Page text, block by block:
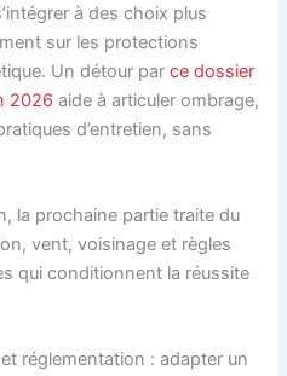
à des choix plus
sur les protections
Un détour parce dossier
2026 aide à articuler ombrage,
d’entretien, sans
la prochaine partie traite du
vent, voisinage et règles
qui conditionnent la réussite
réglementation : adapter un